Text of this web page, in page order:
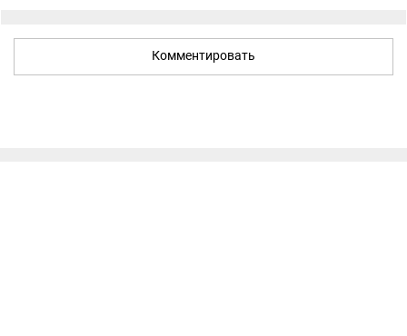
Комментировать